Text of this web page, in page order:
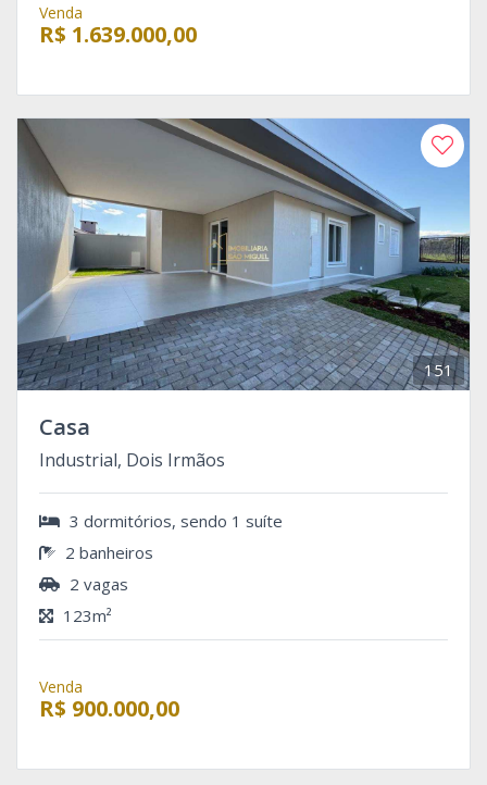
Venda
R$ 1.639.000,00
151
Casa
Industrial, Dois Irmãos
3 dormitórios, sendo 1 suíte
2 banheiros
2 vagas
123m²
Venda
R$ 900.000,00